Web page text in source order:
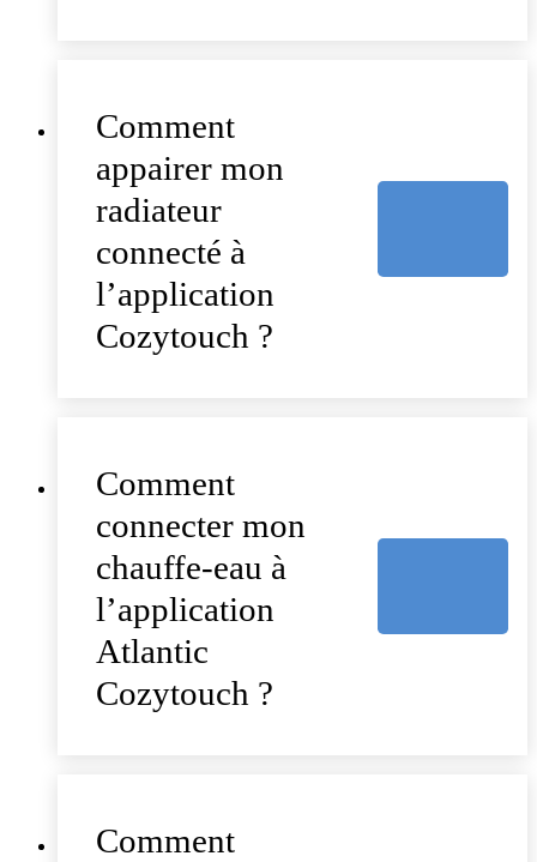
Comment
appairer mon
radiateur
connecté à
l’application
Cozytouch ?
Comment
connecter mon
chauffe-eau à
l’application
Atlantic
Cozytouch ?
Comment